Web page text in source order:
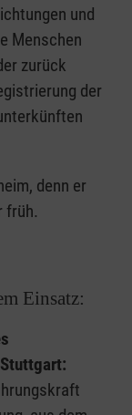
und
Menschen
zurück
der
denn er
früh.
Einsatz: